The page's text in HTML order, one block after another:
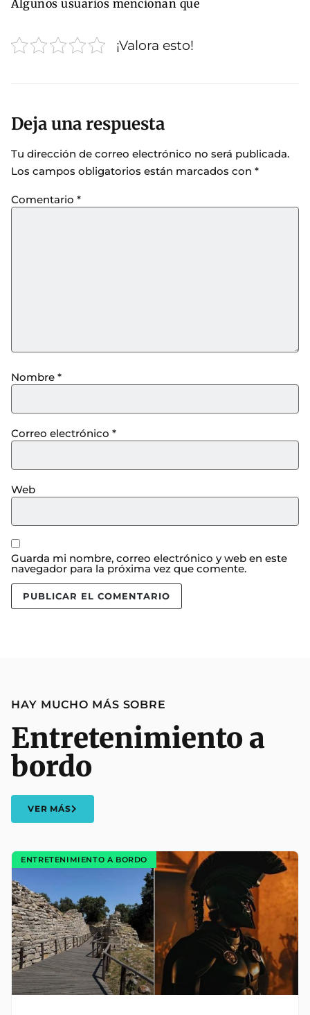
Algunos usuarios mencionan que
¡Valora esto!
Deja una respuesta
Tu dirección de correo electrónico no será publicada.
Los campos obligatorios están marcados con *
Comentario *
Nombre *
Correo electrónico *
Web
Guarda mi nombre, correo electrónico y web en este
navegador para la próxima vez que comente.
HAY MUCHO MÁS SOBRE
Entretenimiento a
bordo
VER MÁS
ENTRETENIMIENTO A BORDO